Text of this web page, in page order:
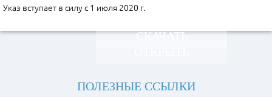
Указ вступает в силу с 1 июля 2020 г.
СКАЧАТЬ
ПОЛЕЗНЫЕ ССЫЛКИ